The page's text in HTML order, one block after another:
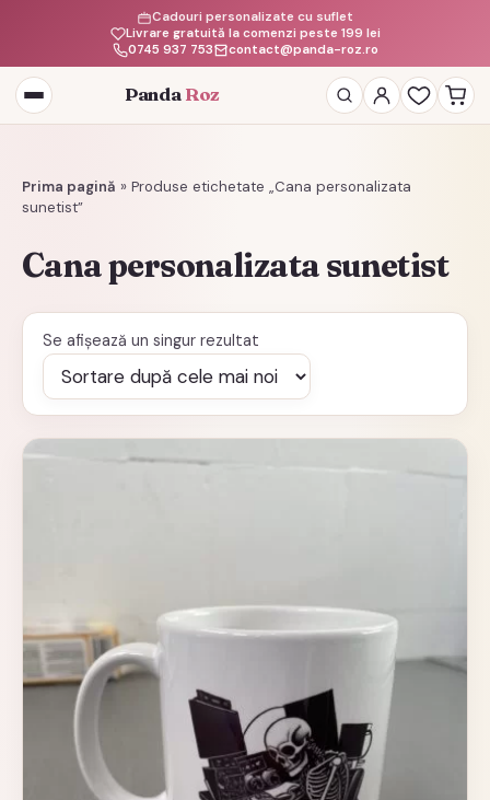
Livrare gratuită la comenzi peste 199 lei
Cadouri personalizate cu suflet
0745 937 753
contact@panda-roz.ro
Deschide
meniul
Panda Roz
Prima pagină » Produse etichetate „Cana personalizata
sunetist”
Cana personalizata sunetist
Se afișează un singur rezultat